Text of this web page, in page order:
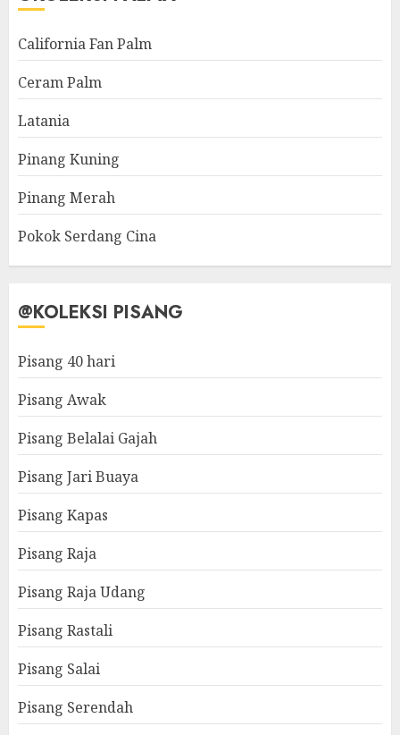
California Fan Palm
Ceram Palm
Latania
Pinang Kuning
Pinang Merah
Pokok Serdang Cina
@KOLEKSI PISANG
Pisang 40 hari
Pisang Awak
Pisang Belalai Gajah
Pisang Jari Buaya
Pisang Kapas
Pisang Raja
Pisang Raja Udang
Pisang Rastali
Pisang Salai
Pisang Serendah